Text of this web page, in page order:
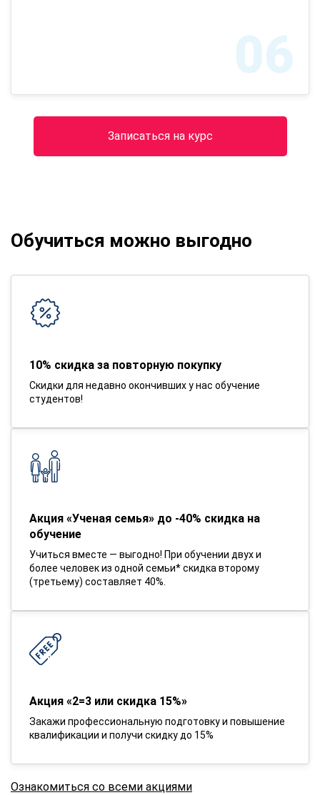
06
Записаться на курс
Обучиться можно выгодно
10% скидка за повторную покупку
Скидки для недавно окончивших у нас обучение
студентов!
Акция «Ученая семья» до -40% скидка на
обучение
Учиться вместе — выгодно! При обучении двух и
более человек из одной семьи* скидка второму
(третьему) составляет 40%.
Акция «2=3 или скидка 15%»
Закажи профессиональную подготовку и повышение
квалификации и получи скидку до 15%
Ознакомиться со всеми акциями